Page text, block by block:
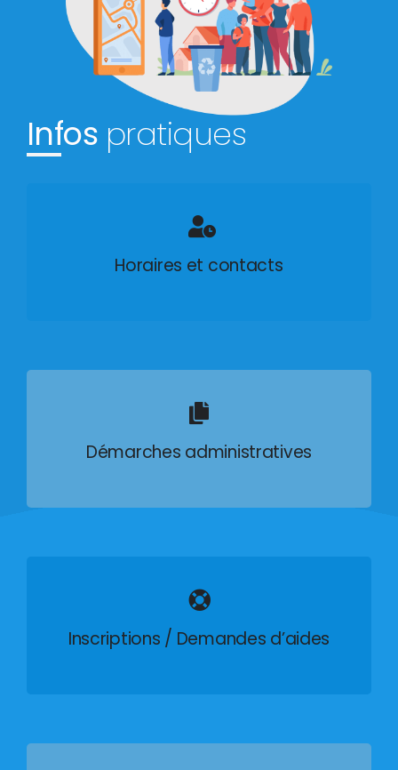
Infos pratiques
Horaires et contacts
Démarches administratives
Inscriptions / Demandes d’aides